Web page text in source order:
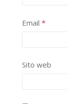
Email *
Sito web